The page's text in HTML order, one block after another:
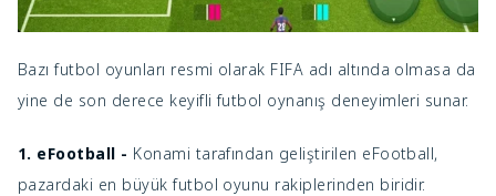
Bazı futbol oyunları resmi olarak FIFA adı altında olmasa da
yine de son derece keyifli futbol oynanış deneyimleri sunar.
1. eFootball - Konami tarafından geliştirilen eFootball,
pazardaki en büyük futbol oyunu rakiplerinden biridir.